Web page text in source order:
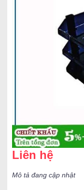
Liên hệ
Mô tả đang cập nhật